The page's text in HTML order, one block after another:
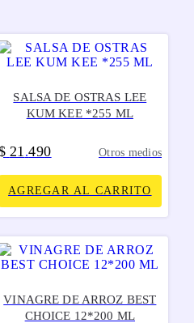
SALSA DE OSTRAS LEE
KUM KEE *255 ML
21 .490 Otros medios
AGREGAR AL CARRITO
VINAGRE DE ARROZ BEST
CHOICE 12*200 ML